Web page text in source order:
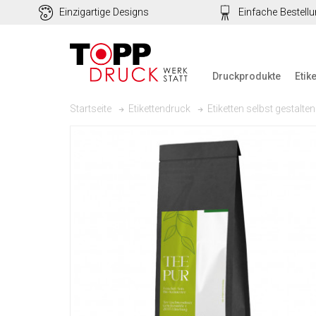
Einzigartige Designs Einfache
Druckprodukte
Startseite Etikettendruck Etiketten selbst gestalten